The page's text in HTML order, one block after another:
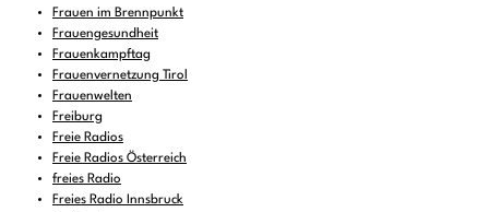
Frauen im Brennpunkt
Frauengesundheit
Frauenkampftag
Frauenvernetzung Tirol
Frauenwelten
Freiburg
Freie Radios
Freie Radios Österreich
freies Radio
Freies Radio Innsbruck